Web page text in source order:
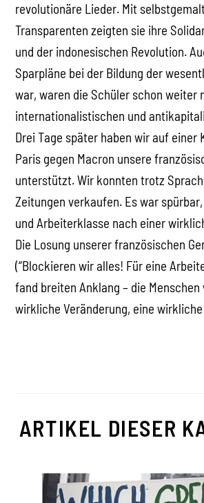
revolutionäre Lieder. Mit
Transparenten zeigten sie ihre
und der indonesischen Revolution.
Sparpläne bei der Bildung der
war, waren die Schüler schon weiter
internationalistischen und
Drei Tage später haben wir auf einer
Paris gegen Macron unsere
unterstützt. Wir konnten trotz
Zeitungen verkaufen. Es war
und Arbeiterklasse nach einer
Die Losung unserer französischen
(“Blockieren wir alles! Für eine
fand breiten Anklang – die Menschen
wirkliche Veränderung, eine
ARTIKEL DIESER